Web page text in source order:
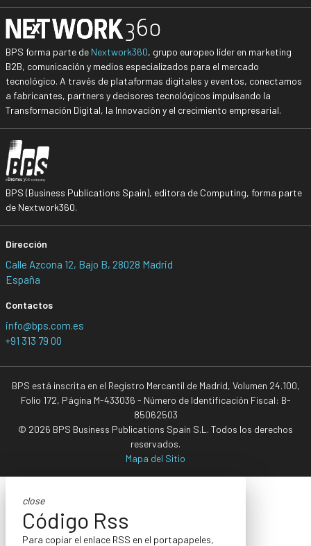
BPS forma parte de Nextwork360, grupo europeo líder en marketing
B2B, comunicación y medios especializados para el mercado
tecnológico. A través de plataformas digitales y eventos, conectamos
a fabricantes, partners y decisores tecnológicos impulsando la
Transformación Digital, la Innovación y el crecimiento empresarial.
BPS (Business Publications Spain), editora de Computing, forma parte
de Nextwork360.
Dirección
Calle Azcona 12, Bajo B, 28028 Madrid
España
Contactos
info@bps.com.es
+91 313 79 00
BPS está inscrita en el Registro Mercantil de Madrid, Volumen 24.100,
Folio 172, Página M-433036 - Número de Identificación Fiscal: B-
85062503
© 2026 BPS Business Publications Spain S.L. Todos los derechos
reservados.
Mapa del Sitio
close
Código Rss
Para copiar el enlace RSS en el portapapeles,